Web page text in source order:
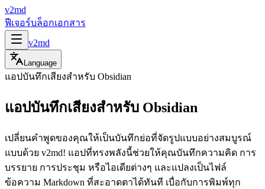
v2md
ฟีเจอร์บล็อกเอกสาร
v2md
Language
แอปบันทึกเสียงสำหรับ Obsidian
แอปบันทึกเสียงสำหรับ Obsidian
เปลี่ยนคำพูดของคุณให้เป็นบันทึกย่อที่จัดรูปแบบอย่างสมบูรณ์
แบบด้วย v2md! แอปที่ทรงพลังนี้ช่วยให้คุณบันทึกความคิด การ
บรรยาย การประชุม หรือไอเดียต่างๆ และแปลงเป็นไฟล์
ข้อความ Markdown ที่สะอาดตาได้ทันที เบื่อกับการพิมพ์ทุก